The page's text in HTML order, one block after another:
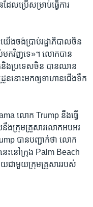
ល​ប្រើ​សម្រាប់​ធ្វើ​ការ​
ើង​ចង់​ប្រាប់​រដ្ឋាភិបាល​ចិន​
ក​វិញ​ទេ»។ លោក​បាន​
ក​និង​ប្រទេស​ចិន បាន​ឈាន​
ន​នោះ​មក​ឲ្យ​ទាហាន​ជើង​ទឹក​
លោក Trump នឹង​ធ្វើ​
នឹង​ក្រុម​គ្រួសារ​លោក​អបអរ​
បាន​បញ្ជាក់​ថា លោក
ះ​នៅ​ក្រុង Palm Beach
យ​ជាមួយ​ក្រុម​គ្រួសារ​របស់​